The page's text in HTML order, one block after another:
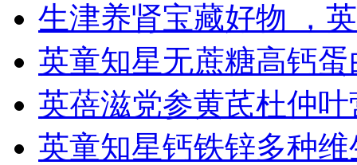
生津养肾宝藏好物 ，
英童知星无蔗糖高钙
英蓓滋党参黄芪杜仲
英童知星钙铁锌多种